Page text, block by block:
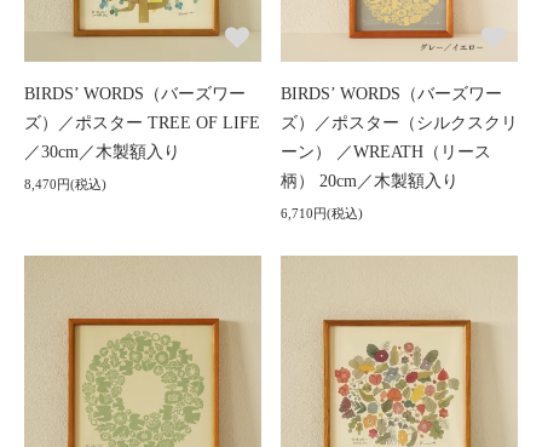
BIRDS’ WORDS（バーズワー
ズ）／ポスター TREE OF LIFE
／30cm／木製額入り
8,470円(税込)
BIRDS’ WORDS（バーズワー
ズ）／ポスター（シルクスクリ
ーン） ／WREATH（リース
柄） 20cm／木製額入り
6,710円(税込)